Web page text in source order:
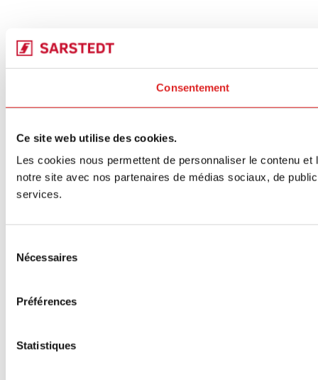
Consentement
Ce site web utilise des cookies.
Les cookies nous permettent de personnaliser le contenu
notre site avec nos partenaires de médias sociaux, de
services.
Nécessaires
Préférences
Statistiques